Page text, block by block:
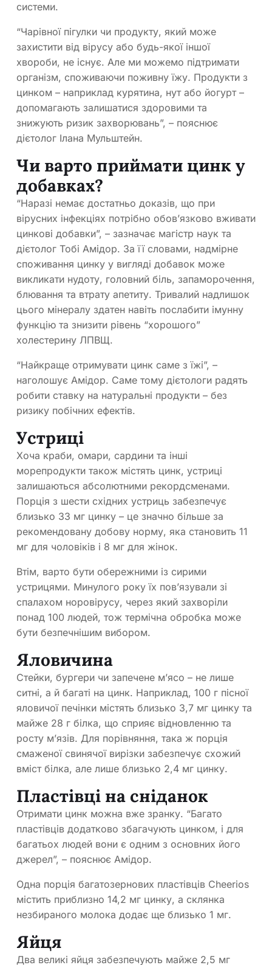
системи.
“Чарівної пігулки чи продукту, який може
захистити від вірусу або будь-якої іншої
хвороби, не існує. Але ми можемо підтримати
організм, споживаючи поживну їжу. Продукти з
цинком – наприклад курятина, нут або йогурт –
допомагають залишатися здоровими та
знижують ризик захворювань”, – пояснює
дієтолог Ілана Мульштейн.
Чи варто приймати цинк у
добавках?
“Наразі немає достатньо доказів, що при
вірусних інфекціях потрібно обов’язково вживати
цинкові добавки”, – зазначає магістр наук та
дієтолог Тобі Амідор. За її словами, надмірне
споживання цинку у вигляді добавок може
викликати нудоту, головний біль, запаморочення,
блювання та втрату апетиту. Тривалий надлишок
цього мінералу здатен навіть послабити імунну
функцію та знизити рівень “хорошого”
холестерину ЛПВЩ.
“Найкраще отримувати цинк саме з їжі”, –
наголошує Амідор. Саме тому дієтологи радять
робити ставку на натуральні продукти – без
ризику побічних ефектів.
Устриці
Хоча краби, омари, сардини та інші
морепродукти також містять цинк, устриці
залишаються абсолютними рекордсменами.
Порція з шести східних устриць забезпечує
близько 33 мг цинку – це значно більше за
рекомендовану добову норму, яка становить 11
мг для чоловіків і 8 мг для жінок.
Втім, варто бути обережними із сирими
устрицями. Минулого року їх пов’язували зі
спалахом норовірусу, через який захворіли
понад 100 людей, тож термічна обробка може
бути безпечнішим вибором.
Яловичина
Стейки, бургери чи запечене м’ясо – не лише
ситні, а й багаті на цинк. Наприклад, 100 г пісної
яловичої печінки містять близько 3,7 мг цинку та
майже 28 г білка, що сприяє відновленню та
росту м’язів. Для порівняння, така ж порція
смаженої свинячої вирізки забезпечує схожий
вміст білка, але лише близько 2,4 мг цинку.
Пластівці на сніданок
Отримати цинк можна вже зранку. “Багато
пластівців додатково збагачують цинком, і для
багатьох людей вони є одним з основних його
джерел”, – пояснює Амідор.
Одна порція багатозернових пластівців Cheerios
містить приблизно 14,2 мг цинку, а склянка
незбираного молока додає ще близько 1 мг.
Яйця
Два великі яйця забезпечують майже 2,5 мг